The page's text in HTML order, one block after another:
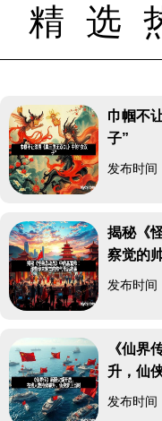
精选
巾帼不
子”
发布时
揭秘《
察觉的
发布时
《仙界
升，仙
发布时